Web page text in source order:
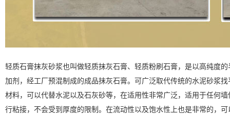
轻质石膏抹灰砂浆也叫做轻质抹灰石膏、轻质粉刷石膏，是以高纯度
加剂，经工厂预混制成的成品抹灰石膏。可广泛取代传统的水泥砂浆
材料，可以代替水泥以及石灰砂等，在适用性非常广泛，适用于任何
行粘接，不会受到厚度的限制。在流动性以及饱水性上也是非常的，